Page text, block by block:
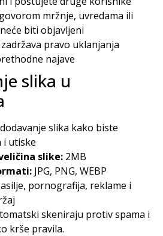
mržnje, uvredama ili
biti objavljeni
pravo uklanjanja
najave
slika u
slika kako biste
i utiske
slike: 2MB
JPG, PNG, WEBP
pornografija, reklame i
skeniraju protiv spama i
krše pravila.